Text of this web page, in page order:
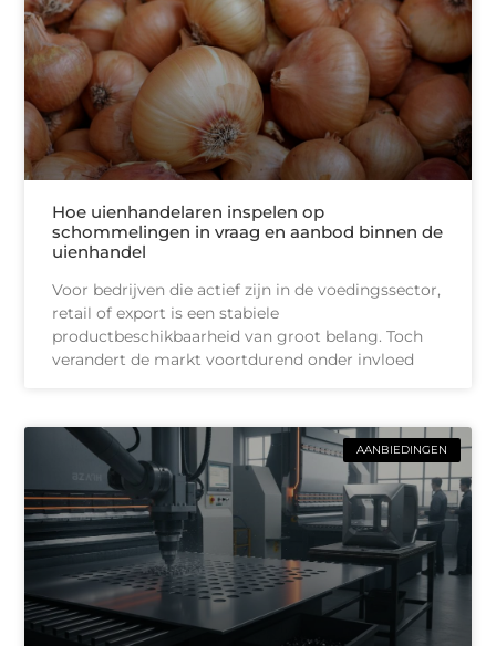
Hoe uienhandelaren inspelen op
schommelingen in vraag en aanbod binnen de
uienhandel
Voor bedrijven die actief zijn in de voedingssector,
retail of export is een stabiele
productbeschikbaarheid van groot belang. Toch
verandert de markt voortdurend onder invloed
AANBIEDINGEN